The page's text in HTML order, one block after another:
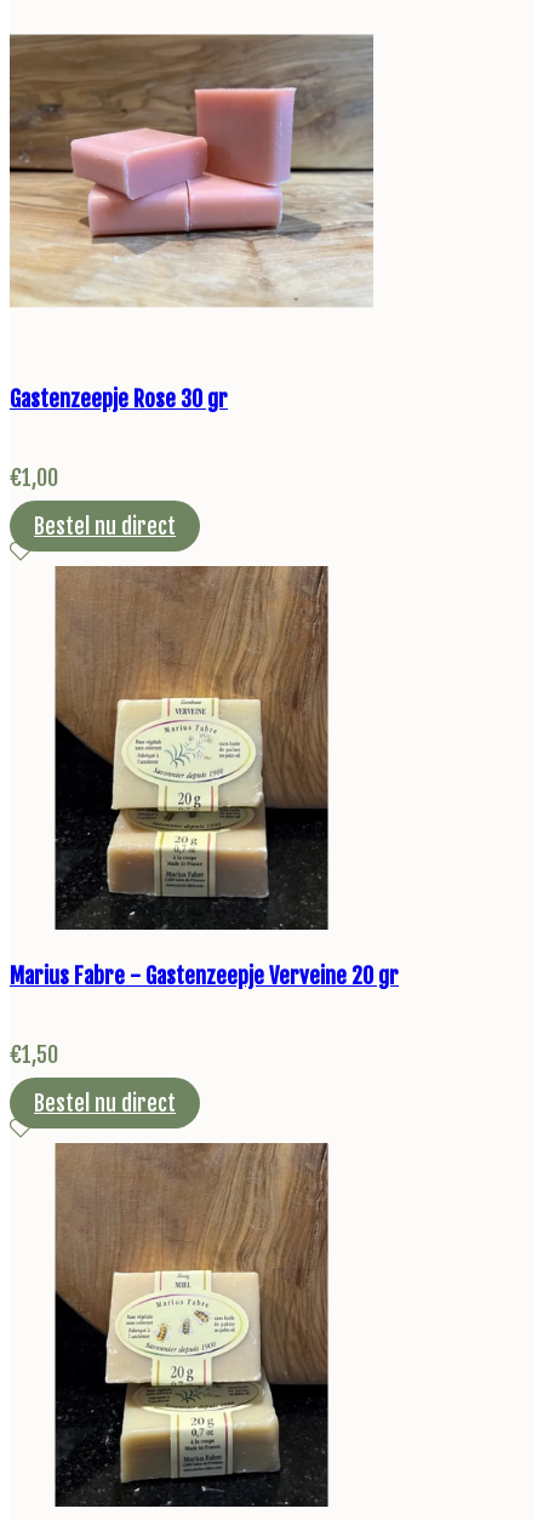
Gastenzeepje Rose 30 gr
€1,00
Bestel nu direct
Marius Fabre - Gastenzeepje Verveine 20 gr
€1,50
Bestel nu direct